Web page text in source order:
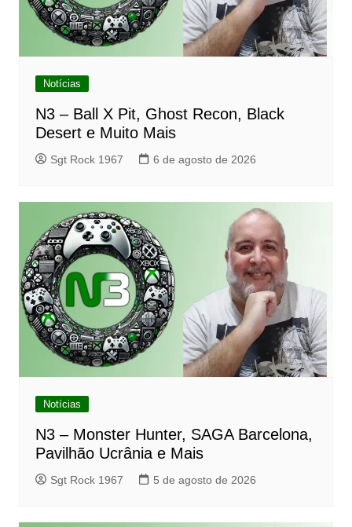
Notícias
N3 – Ball X Pit, Ghost Recon, Black
Desert e Muito Mais
Sgt Rock 1967 6 de agosto de 2026
Notícias
N3 – Monster Hunter, SAGA Barcelona,
Pavilhão Ucrânia e Mais
Sgt Rock 1967 5 de agosto de 2026